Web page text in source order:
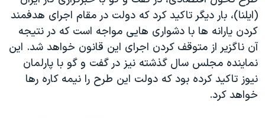
(ایلنا)، بار دیگر تاکید کرد که دولت در مقام اجرای هدفمند
کردن یارانه ها با دشواری هایی مواجه است که در نتیجه
آن ناگزیر از متوقف کردن اجرای این قانون خواهد شد. این
نماینده مجلس سال گذشته نیز در گفت و گو با پارلمان
نیوز تاکید کرده بود که دولت این طرح را نیمه کاره رها
خواهد کرد.